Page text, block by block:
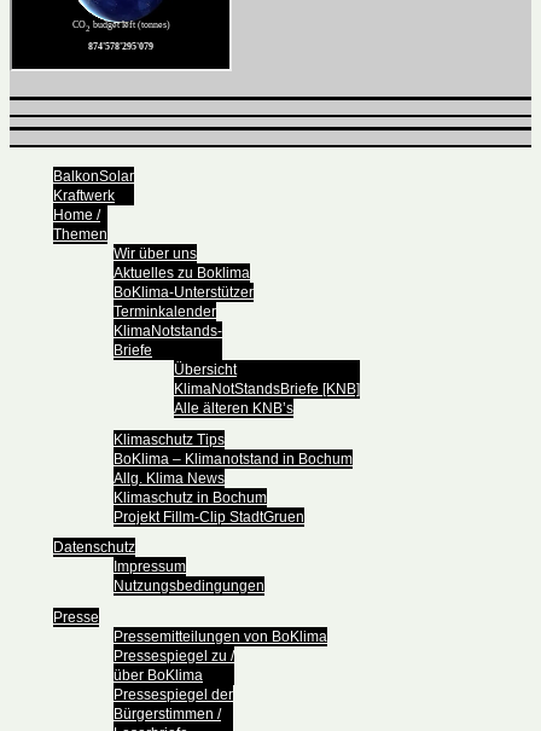
BalkonSolar
Kraftwerk
Home /
Themen
Wir über uns
Aktuelles zu Boklima
BoKlima-Unterstützer
Terminkalender
KlimaNotstands-
Briefe
Übersicht
KlimaNotStandsBriefe [KNB]
Alle älteren KNB’s
Klimaschutz Tips
BoKlima – Klimanotstand in Bochum
Allg. Klima News
Klimaschutz in Bochum
Projekt Fillm-Clip StadtGruen
Datenschutz
Impressum
Nutzungsbedingungen
Presse
Pressemitteilungen von BoKlima
Pressespiegel zu /
über BoKlima
Pressespiegel der
Bürgerstimmen /